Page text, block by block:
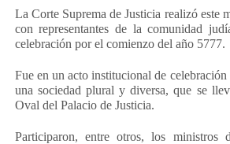
LIBROS EN PANAMÁ
LIBROS EN PERÚ
La Corte Suprema de Justicia realizó este
con representantes de la comunidad
celebración por el comienzo del año 5777.
Fue en un acto institucional de
una sociedad plural y diversa, que se
Oval del Palacio de Justicia.
Participaron, entre otros, los ministros